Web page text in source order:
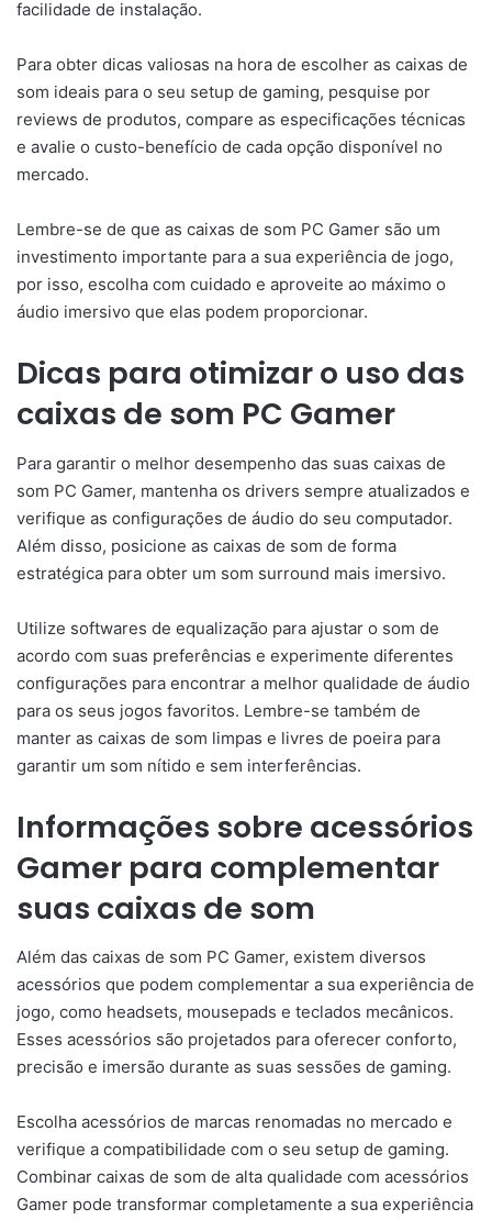
facilidade de instalação.
Para obter dicas valiosas na hora de escolher as caixas de
som ideais para o seu setup de gaming, pesquise por
reviews de produtos, compare as especificações técnicas
e avalie o custo-benefício de cada opção disponível no
mercado.
Lembre-se de que as caixas de som PC Gamer são um
investimento importante para a sua experiência de jogo,
por isso, escolha com cuidado e aproveite ao máximo o
áudio imersivo que elas podem proporcionar.
Dicas para otimizar o uso das
caixas de som PC Gamer
Para garantir o melhor desempenho das suas caixas de
som PC Gamer, mantenha os drivers sempre atualizados e
verifique as configurações de áudio do seu computador.
Além disso, posicione as caixas de som de forma
estratégica para obter um som surround mais imersivo.
Utilize softwares de equalização para ajustar o som de
acordo com suas preferências e experimente diferentes
configurações para encontrar a melhor qualidade de áudio
para os seus jogos favoritos. Lembre-se também de
manter as caixas de som limpas e livres de poeira para
garantir um som nítido e sem interferências.
Informações sobre acessórios
Gamer para complementar
suas caixas de som
Além das caixas de som PC Gamer, existem diversos
acessórios que podem complementar a sua experiência de
jogo, como headsets, mousepads e teclados mecânicos.
Esses acessórios são projetados para oferecer conforto,
precisão e imersão durante as suas sessões de gaming.
Escolha acessórios de marcas renomadas no mercado e
verifique a compatibilidade com o seu setup de gaming.
Combinar caixas de som de alta qualidade com acessórios
Gamer pode transformar completamente a sua experiência